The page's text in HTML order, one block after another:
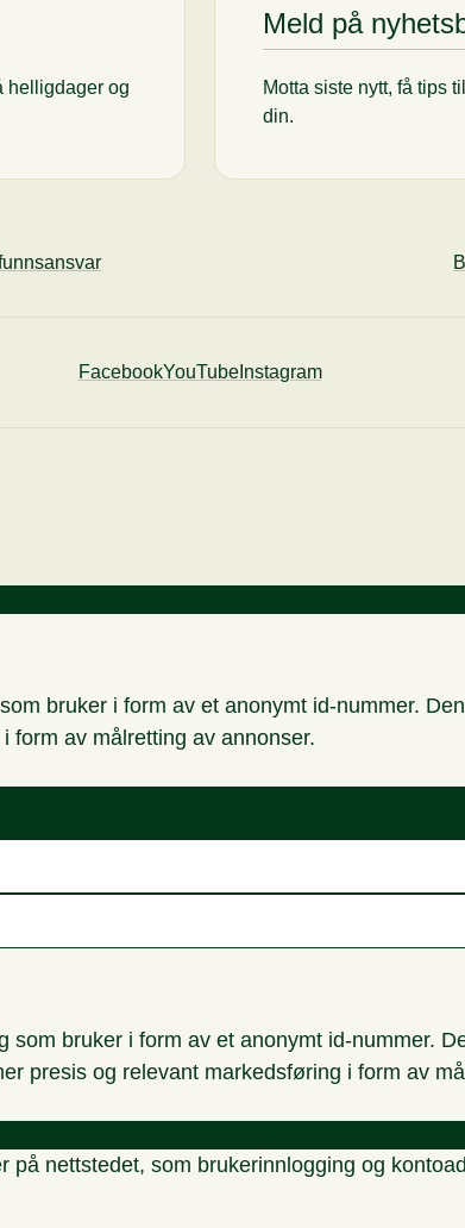
helligdager og
Meld på
Motta siste nytt, få tips
din.
FacebookYouTubeInstagram
bruker i form av et anonymt id-nummer.
form av målretting av annonser.
bruker i form av et anonymt id-nummer.
presis og relevant markedsføring i form av
nettstedet, som brukerinnlogging og